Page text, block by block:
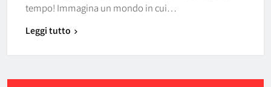
tempo! Immagina un mondo in cui…
Leggi tutto